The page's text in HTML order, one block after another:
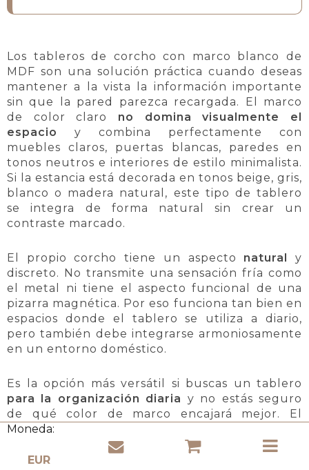
Moneda:
Los tableros de corcho con marco blanco de
MDF son una solución práctica cuando deseas
mantener a la vista la información importante
sin que la pared parezca recargada. El marco
de color claro no domina visualmente el
espacio
y combina perfectamente con
muebles claros, puertas blancas, paredes en
tonos neutros e interiores de estilo minimalista.
Si la estancia está decorada en tonos beige, gris,
blanco o madera natural, este tipo de tablero
se integra de forma natural sin crear un
contraste marcado.
El propio corcho tiene un aspecto natural
y
discreto. No transmite una sensación fría como
el metal ni tiene el aspecto funcional de una
pizarra magnética. Por eso funciona tan bien en
espacios donde el tablero se utiliza a diario,
pero también debe integrarse armoniosamente
en un entorno doméstico.
Es la opción más versátil si buscas un tablero
para la organización diaria y no estás seguro
de qué color de marco encajará mejor. El
marco blanco es una elección segura y
atemporal. No sobrecarga la estancia, no
compite visualmente con los muebles y facilita